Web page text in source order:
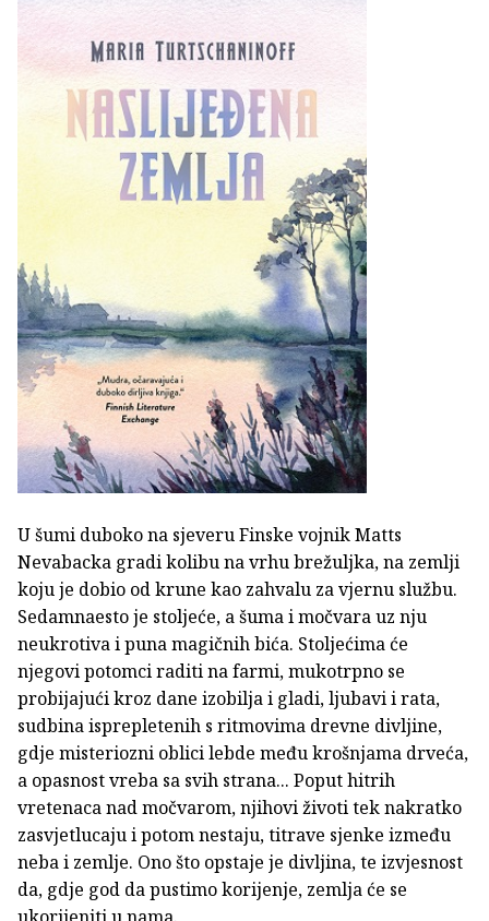
U šumi duboko na sjeveru Finske vojnik Matts
Nevabacka gradi kolibu na vrhu brežuljka, na zemlji
koju je dobio od krune kao zahvalu za vjernu službu.
Sedamnaesto je stoljeće, a šuma i močvara uz nju
neukrotiva i puna magičnih bića. Stoljećima će
njegovi potomci raditi na farmi, mukotrpno se
probijajući kroz dane izobilja i gladi, ljubavi i rata,
sudbina isprepletenih s ritmovima drevne divljine,
gdje misteriozni oblici lebde među krošnjama drveća,
a opasnost vreba sa svih strana... Poput hitrih
vretenaca nad močvarom, njihovi životi tek nakratko
zasvjetlucaju i potom nestaju, titrave sjenke između
neba i zemlje. Ono što opstaje je divljina, te izvjesnost
da, gdje god da pustimo korijenje, zemlja će se